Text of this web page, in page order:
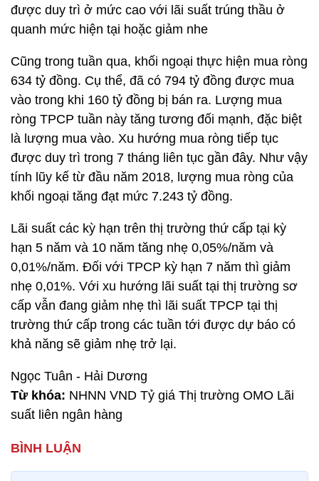
được duy trì ở mức cao với lãi suất trúng thầu ở
quanh mức hiện tại hoặc giảm nhe
Cũng trong tuần qua, khối ngoại thực hiện mua ròng
634 tỷ đồng. Cụ thể, đã có 794 tỷ đồng được mua
vào trong khi 160 tỷ đồng bị bán ra. Lượng mua
ròng TPCP tuần này tăng tương đối mạnh, đặc biệt
là lượng mua vào. Xu hướng mua ròng tiếp tục
được duy trì trong 7 tháng liên tục gần đây. Như vậy
tính lũy kế từ đầu năm 2018, lượng mua ròng của
khối ngoại tăng đạt mức 7.243 tỷ đồng.
Lãi suất các kỳ hạn trên thị trường thứ cấp tại kỳ
hạn 5 năm và 10 năm tăng nhẹ 0,05%/năm và
0,01%/năm. Đối với TPCP kỳ hạn 7 năm thì giảm
nhẹ 0,01%. Với xu hướng lãi suất tại thị trường sơ
cấp vẫn đang giảm nhẹ thì lãi suất TPCP tại thị
trường thứ cấp trong các tuần tới được dự báo có
khả năng sẽ giảm nhẹ trở lại.
Ngọc Tuân - Hải Dương
Từ khóa: NHNN VND Tỷ giá Thị trường OMO Lãi
suất liên ngân hàng